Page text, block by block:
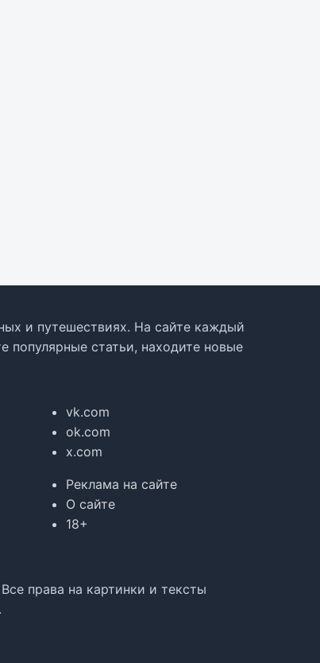
и путешествиях. На сайте каждый
популярные статьи, находите новые
vk.com
ok.com
x.com
Реклама на сайте
О сайте
18+
права на картинки и тексты